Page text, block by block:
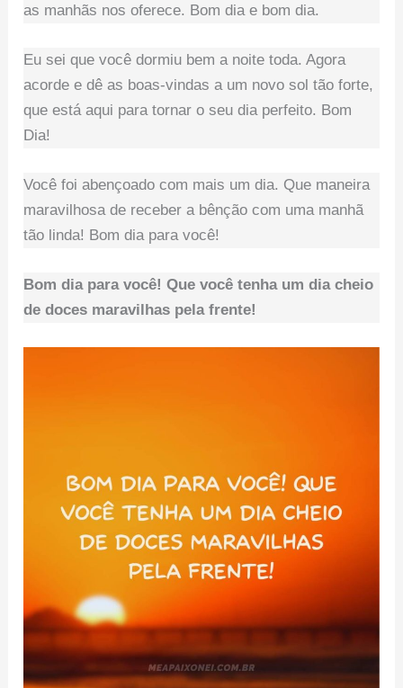
as manhãs nos oferece. Bom dia e bom dia.
Eu sei que você dormiu bem a noite toda. Agora
acorde e dê as boas-vindas a um novo sol tão forte,
que está aqui para tornar o seu dia perfeito. Bom
Dia!
Você foi abençoado com mais um dia. Que maneira
maravilhosa de receber a bênção com uma manhã
tão linda! Bom dia para você!
Bom dia para você! Que você tenha um dia cheio
de doces maravilhas pela frente!